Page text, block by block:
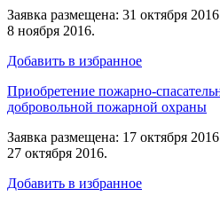
Заявка размещена: 31 октября
8 ноября 2016.
Добавить в избранное
Приобретение пожарно-
добровольной пожарной охраны
Заявка размещена: 17 октября
27 октября 2016.
Добавить в избранное